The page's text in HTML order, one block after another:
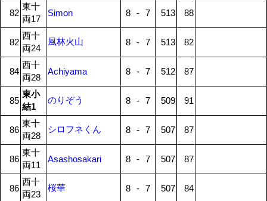
82
東十
両17
Simon 8 - 7 513 88
82
西十
両24
風林火山 8 - 7 513 82
84
西十
両28
Achiyama 8 - 7 512 87
85
東小
結1
のりぞう 8 - 7 509 91
86
東十
両28
シロフネくん 8 - 7 507 87
86
東十
両11
Asashosakari 8 - 7 507 87
86
西十
両23
桜華 8 - 7 507 84